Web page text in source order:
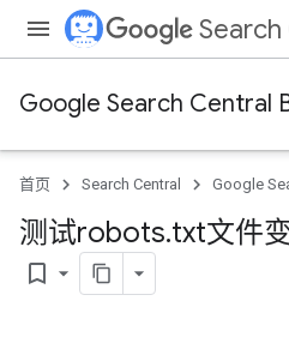
Google Search Central
首页 Search Central Google
测试robots.txt文件
bookmark_border